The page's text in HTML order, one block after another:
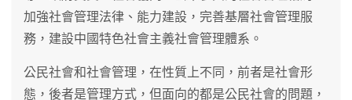
加強社會管理法律、能力建設，完善基層社會管理服
務，建設中國特色社會主義社會管理體系。
公民社會和社會管理，在性質上不同，前者是社會形
態，後者是管理方式，但面向的都是公民社會的問題，